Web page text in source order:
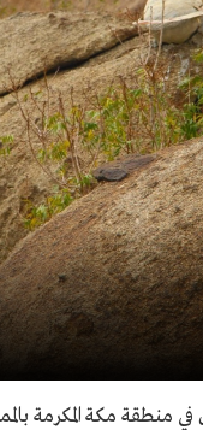
منطقة مكة المكرمة